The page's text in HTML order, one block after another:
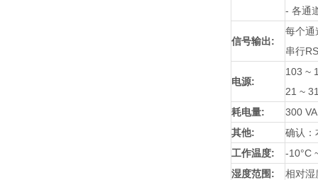
- 各通
信号输出:
每个通
串行
电源:
103 ~
21 ~
耗电量:
300
其他:
确认：
工作温度:
-10°C
湿度范围:
相对湿